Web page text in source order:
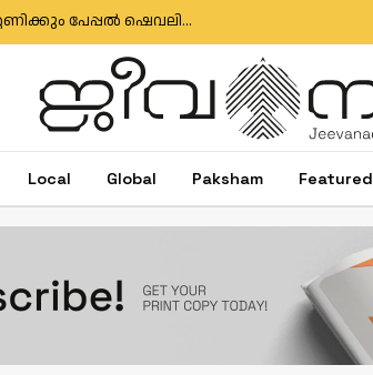
ഇഗ്‌നേഷ്യസ് ഗൊൺസാൽവസിനും ജോസ് ആന്റണിക്കും പേപ്പൽ ഷെവലിയർ പദവി
Local Global Paksham Featured